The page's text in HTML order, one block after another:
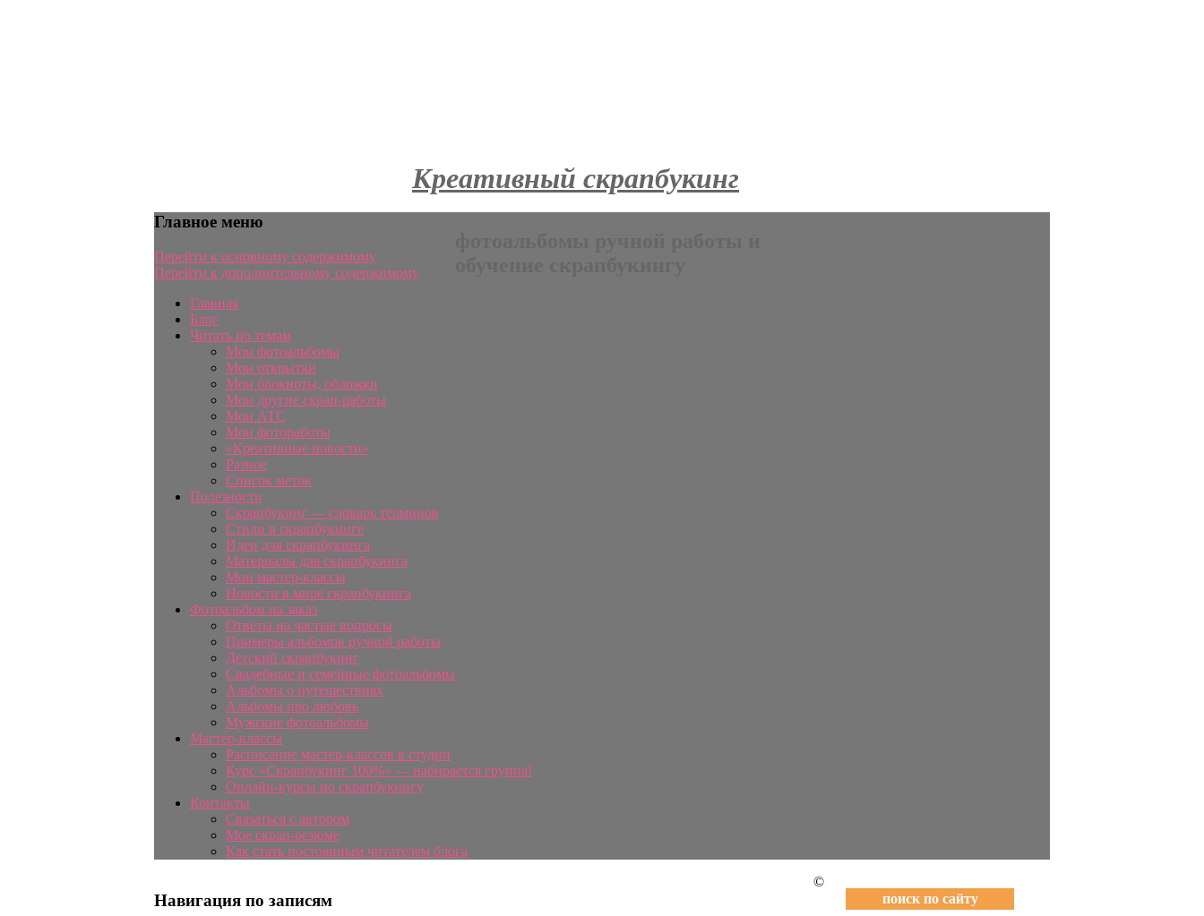
Креативный скрапбукинг
Главное меню
Перейти к основному содержимому
Перейти к дополнительному содержимому
Главная
Блог
Читать по темам
Мои фотоальбомы
Мои открытки
Мои блокноты, обложки
Мои другие скрап-работы
Мои АТС
Мои фотоработы
«Креативные новости»
Разное
Список меток
Полезности
Скрапбукинг — словарь терминов
Стили в скрапбукинге
Идеи для скрапбукинга
Материалы для скрапбукинга
Мои мастер-классы
Новости в мире скрапбукинга
Фотоальбом на заказ
Ответы на частые вопросы
Примеры альбомов ручной работы
Детский скрапбукинг
Свадебные и семейные фотоальбомы
Альбомы о путешествиях
Альбомы про любовь
Мужские фотоальбомы
Мастер-классы
Расписание мастер-классов в студии
Курс «Скрапбукинг 100%» — набирается группа!
Онлайн-курсы по скрапбукингу
Контакты
Связаться с автором
Мое скрап-резюме
Как стать постоянным читателем блога
Навигация по записям
поиск по сайту
©